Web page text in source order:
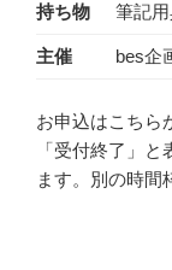
持ち物 筆記
主催 bes企
お申込はこちら
「受付終了」
ます。別の時間